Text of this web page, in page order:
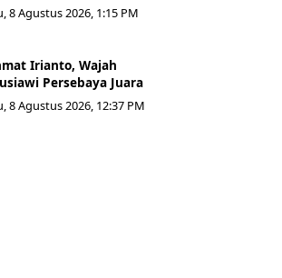
8 Agustus 2026, 1:15 PM
Irianto, Wajah
Persebaya Juara
8 Agustus 2026, 12:37 PM